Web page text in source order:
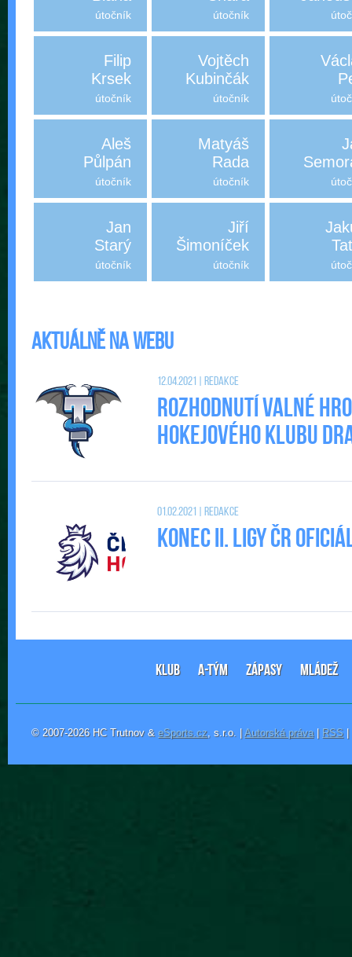
útočník útočník
Filip
Krsek
útočník
Vojtěch
Kubinčák
útočník
Aleš
Půlpán
útočník
Matyáš
Rada
útočník
Jan
Starý
útočník
Jiří
Šimoníček
útočník
Aktuálně na webu
12.04.2021 | Redakce
Rozhodnutí valné
Hokejového klubu
01.02.2021 | Redakce
Konec II. Ligy ČR
KLUB A-TÝM ZÁPASY MLÁDEŽ
© 2007-2026 HC Trutnov & eSports.cz, s.r.o. |Autorská práva| RSS |